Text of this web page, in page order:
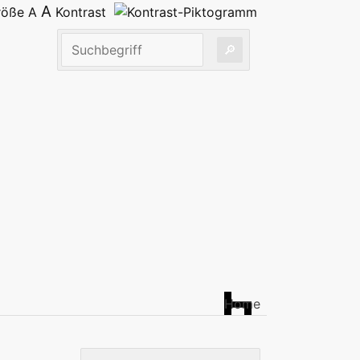
A A Kontrast
Home